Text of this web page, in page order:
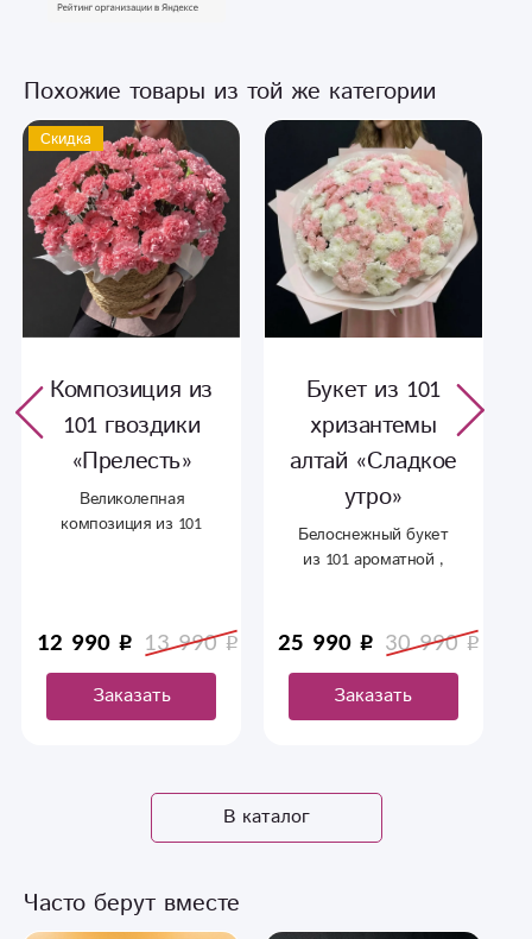
Похожие товары из той же категории
Скидка
Композиция из
101 гвоздики
«Прелесть»
Великолепная
композиция из 101
Закажи с доставкой в
Сыктывкаре для
создания
незабываемого
12 990 13 990
Заказать
Букет из 101
хризантемы
алтай «Сладкое
утро»
Белоснежный букет
из 101 ароматной ,
25 990 30 990
Заказать
В каталог
Часто берут вместе